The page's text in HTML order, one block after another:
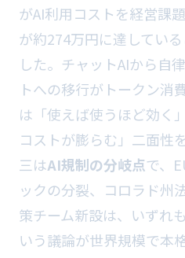
がAI利用コストを経営課
が約274万円に達してい
した。チャットAIから自
トへの移行がトークン消
は「使えば使うほど効く
コストが膨らむ」二面性
三はAI規制の分岐点で、
ックの分裂、コロラド州
策チーム新設は、いずれ
いう議論が世界規模で本